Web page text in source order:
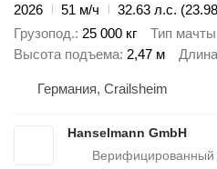
2026
51 м/ч
32.63 л.с.
Грузопод. 25 000 кг Тип мачты
Высота подъема 2,47 м
Германия, Crailsheim
Hanselmann GmbH